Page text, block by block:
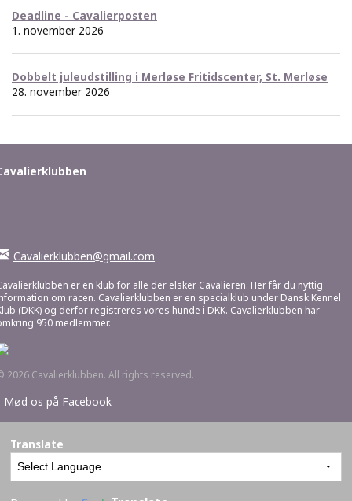
Deadline - Cavalierposten
1. november 2026
Dobbelt juleudstilling i Merløse Fritidscenter, St. Merløse
28. november 2026
Cavalierklubben@gmail.com
er en klub for alle der elsker Cavalieren. Her får du nyttig
om racen. Cavalierklubben er en specialklub under Dansk Kennel
(DKK) og derfor registreres vores hunde i DKK. Cavalierklubben har
950 medlemmer.
2026 Cavalierklubben. All rights reserved.
Mød os på Facebook
Translate